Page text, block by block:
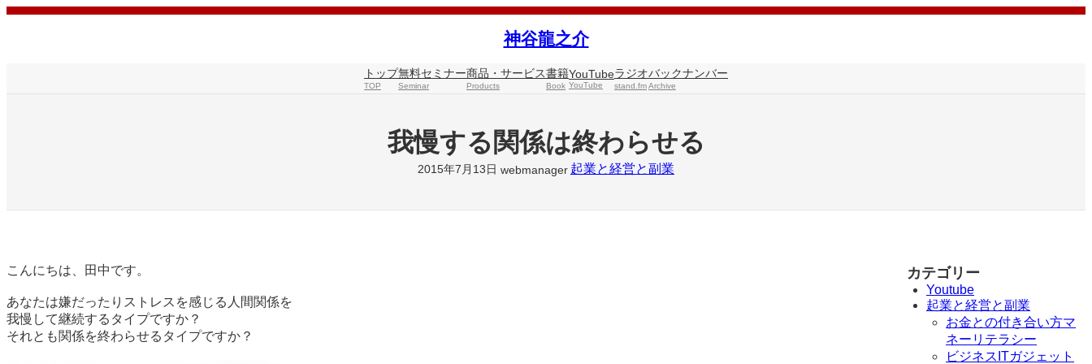
内
神谷龍之介
トップ
TOP
無料セミナー
Seminar
商品・サービス
Products
書籍
Book
YouTube
YouTube
ラジオ
stand.fm
バックナンバー
Archive
我慢する関係は終わらせる
2015年7月13日 webmanager 起業と経営と副業
こんにちは、田中です。
あなたは嫌だったりストレスを感じる人間関係を
我慢して継続するタイプですか？
それとも関係を終わらせるタイプですか？
カテゴリー
Youtube
起業と経営と副業
お金との付き合い方マ
ネーリテラシー
ビジネスITガジェット